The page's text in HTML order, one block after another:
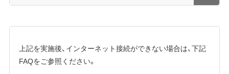
上記を実施後、インターネット接続ができない場合は、下記
FAQをご参照ください。